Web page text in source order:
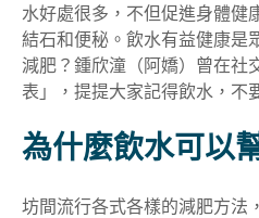
水好處很多，不但促進身體健
結石和便秘。飲水有益健康是
減肥？鍾欣潼（阿嬌）曾在社
表」，提提大家記得飲水，不
為什麼飲水可以
坊間流行各式各樣的減肥方法